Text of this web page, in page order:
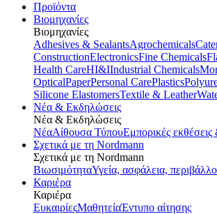
Προϊόντα
Βιομηχανίες
Βιομηχανίες
Adhesives & SealantsAgrochemicals
ConstructionElectronicsFine Chemicals
Health CareHI&IIndustrial Chemicals
OpticalPaperPersonal CarePlastics
Silicone ElastomersTextile & Leather
Νέα & Εκδηλώσεις
Νέα & Εκδηλώσεις
ΝέαΑίθουσα ΤύπουΕμπορικές
Σχετικά με τη Nordmann
Σχετικά με τη Nordmann
ΒιωσιμότηταΥγεία, ασφάλεια,
Καριέρα
Καριέρα
ΕυκαιρίεςΜαθητείαΈντυπο αίτησης